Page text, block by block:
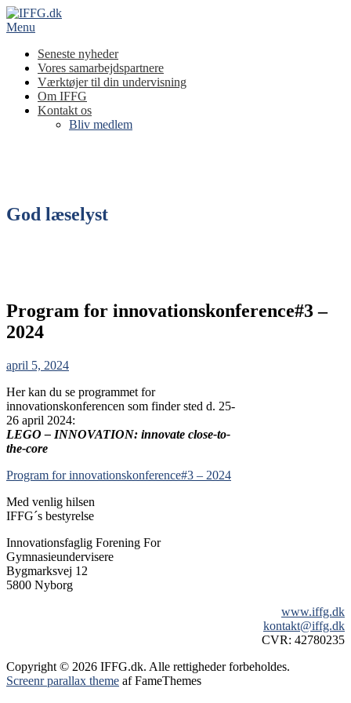
Spring
til
Menu
Seneste nyheder
Vores samarbejdspartnere
Værktøjer til din undervisning
Om IFFG
Kontakt os
Bliv medlem
God læselyst
Program for innovationskonference#3 –
2024
april 5, 2024
Her kan du se programmet for
innovationskonferencen som finder sted d. 25-
26 april 2024:
LEGO – INNOVATION: innovate close-to-
the-core
Program for innovationskonference#3 – 2024
Med venlig hilsen
IFFG´s bestyrelse
Innovationsfaglig Forening For
Gymnasieundervisere
Bygmarksvej 12
5800 Nyborg
www.iffg.dk
kontakt@iffg.dk
CVR: 42780235
Copyright © 2026 IFFG.dk. Alle rettigheder forbeholdes.
Screenr parallax theme af FameThemes